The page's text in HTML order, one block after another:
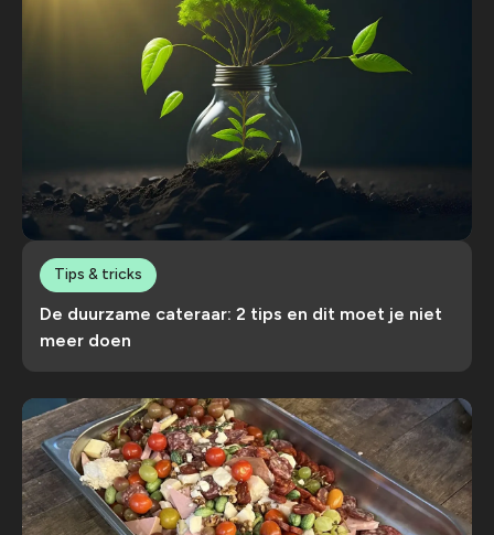
De duurzame cateraar: 2 tips en dit moet je niet
meer doen
Tips & tricks